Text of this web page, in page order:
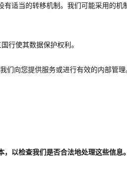
适当的转移机制。我们可能采用的机
行使其数据保护权利。
们向您提供服务或进行有效的内部管理
，以检查我们是否合法地处理这些信息。